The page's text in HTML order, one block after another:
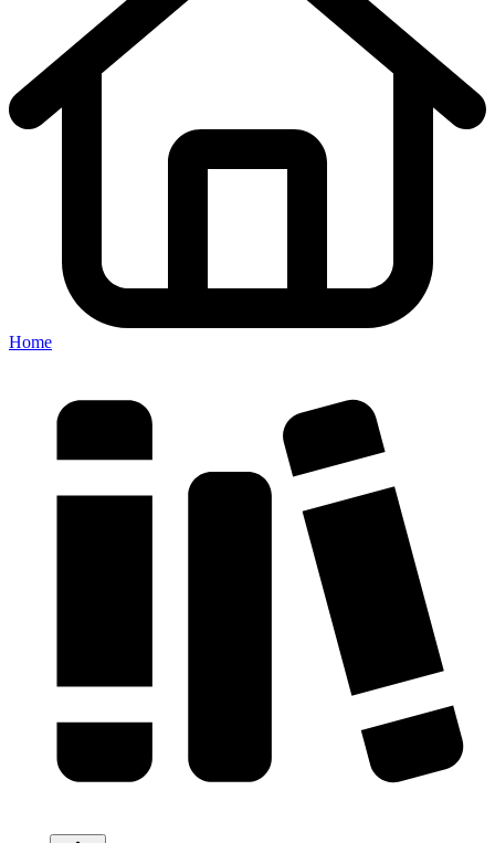
Home